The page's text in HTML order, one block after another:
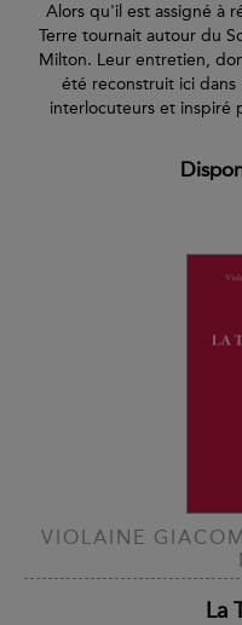
Alors qu'il est assigné à
Terre tournait autour du
Milton. Leur entretien,
été reconstruit ici
interlocuteurs et inspiré
VIOLAINE
La